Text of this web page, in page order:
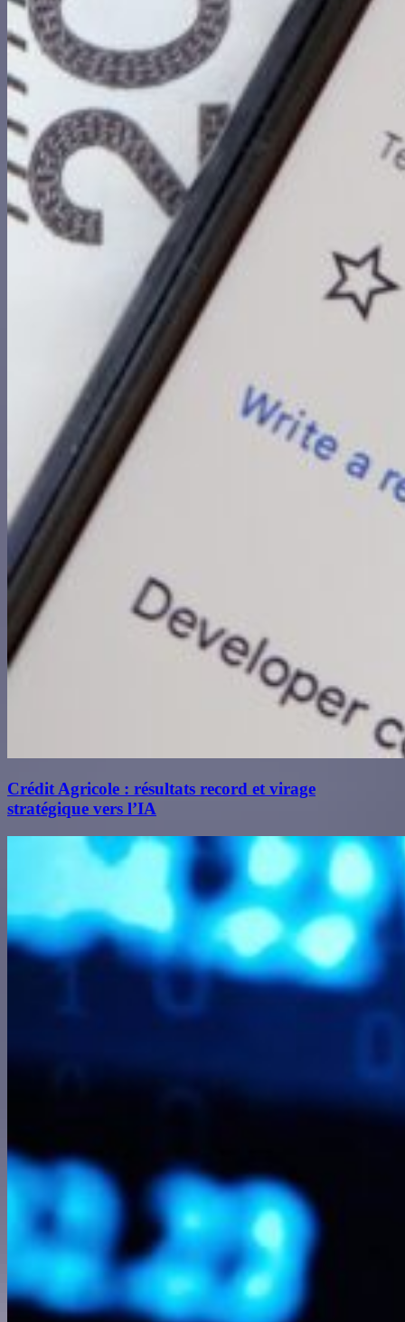
Crédit Agricole : résultats record et virage
stratégique vers l’IA